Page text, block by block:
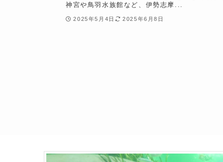
神宮や鳥羽水族館など、伊勢志摩...
2025年5月4日 2025年6月8日